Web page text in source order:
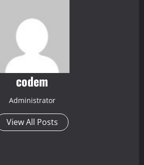
codem
Administrator
View All Posts